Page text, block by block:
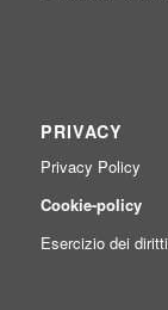
PRIVACY
Privacy Policy
Cookie-policy
Esercizio dei